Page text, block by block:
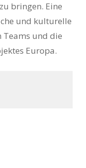
bringen. Eine
und kulturelle
Teams und die
Europa.